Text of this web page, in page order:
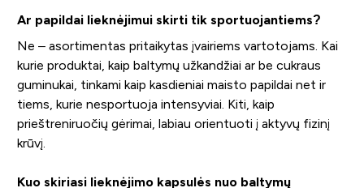
Ar papildai lieknėjimui skirti tik sportuojantiems?
Ne – asortimentas pritaikytas įvairiems vartotojams. Kai
kurie produktai, kaip baltymų užkandžiai ar be cukraus
guminukai, tinkami kaip kasdieniai maisto papildai net ir
tiems, kurie nesportuoja intensyviai. Kiti, kaip
prieštreniruočių gėrimai, labiau orientuoti į aktyvų fizinį
krūvį.
Kuo skiriasi lieknėjimo kapsulės nuo baltymų